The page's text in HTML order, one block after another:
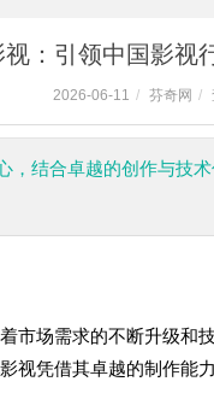
视：引领中国影视
2026-06-11 / 芬奇网 /
，结合卓越的创作与技
市场需求的不断升级和
视凭借其卓越的制作能